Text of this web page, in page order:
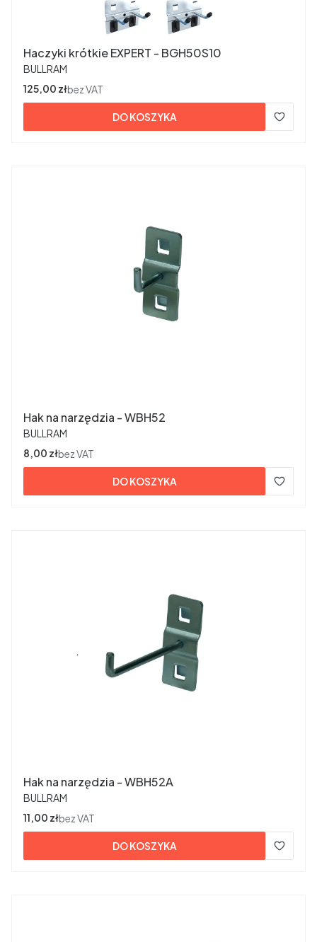
Haczyki krótkie EXPERT - BGH50S10
PRODUCENT
BULLRAM
Cena
125,00 złbez VAT
DO KOSZYKA
Hak na narzędzia - WBH52
PRODUCENT
BULLRAM
Cena
8,00 złbez VAT
DO KOSZYKA
Hak na narzędzia - WBH52A
PRODUCENT
BULLRAM
Cena
11,00 złbez VAT
DO KOSZYKA